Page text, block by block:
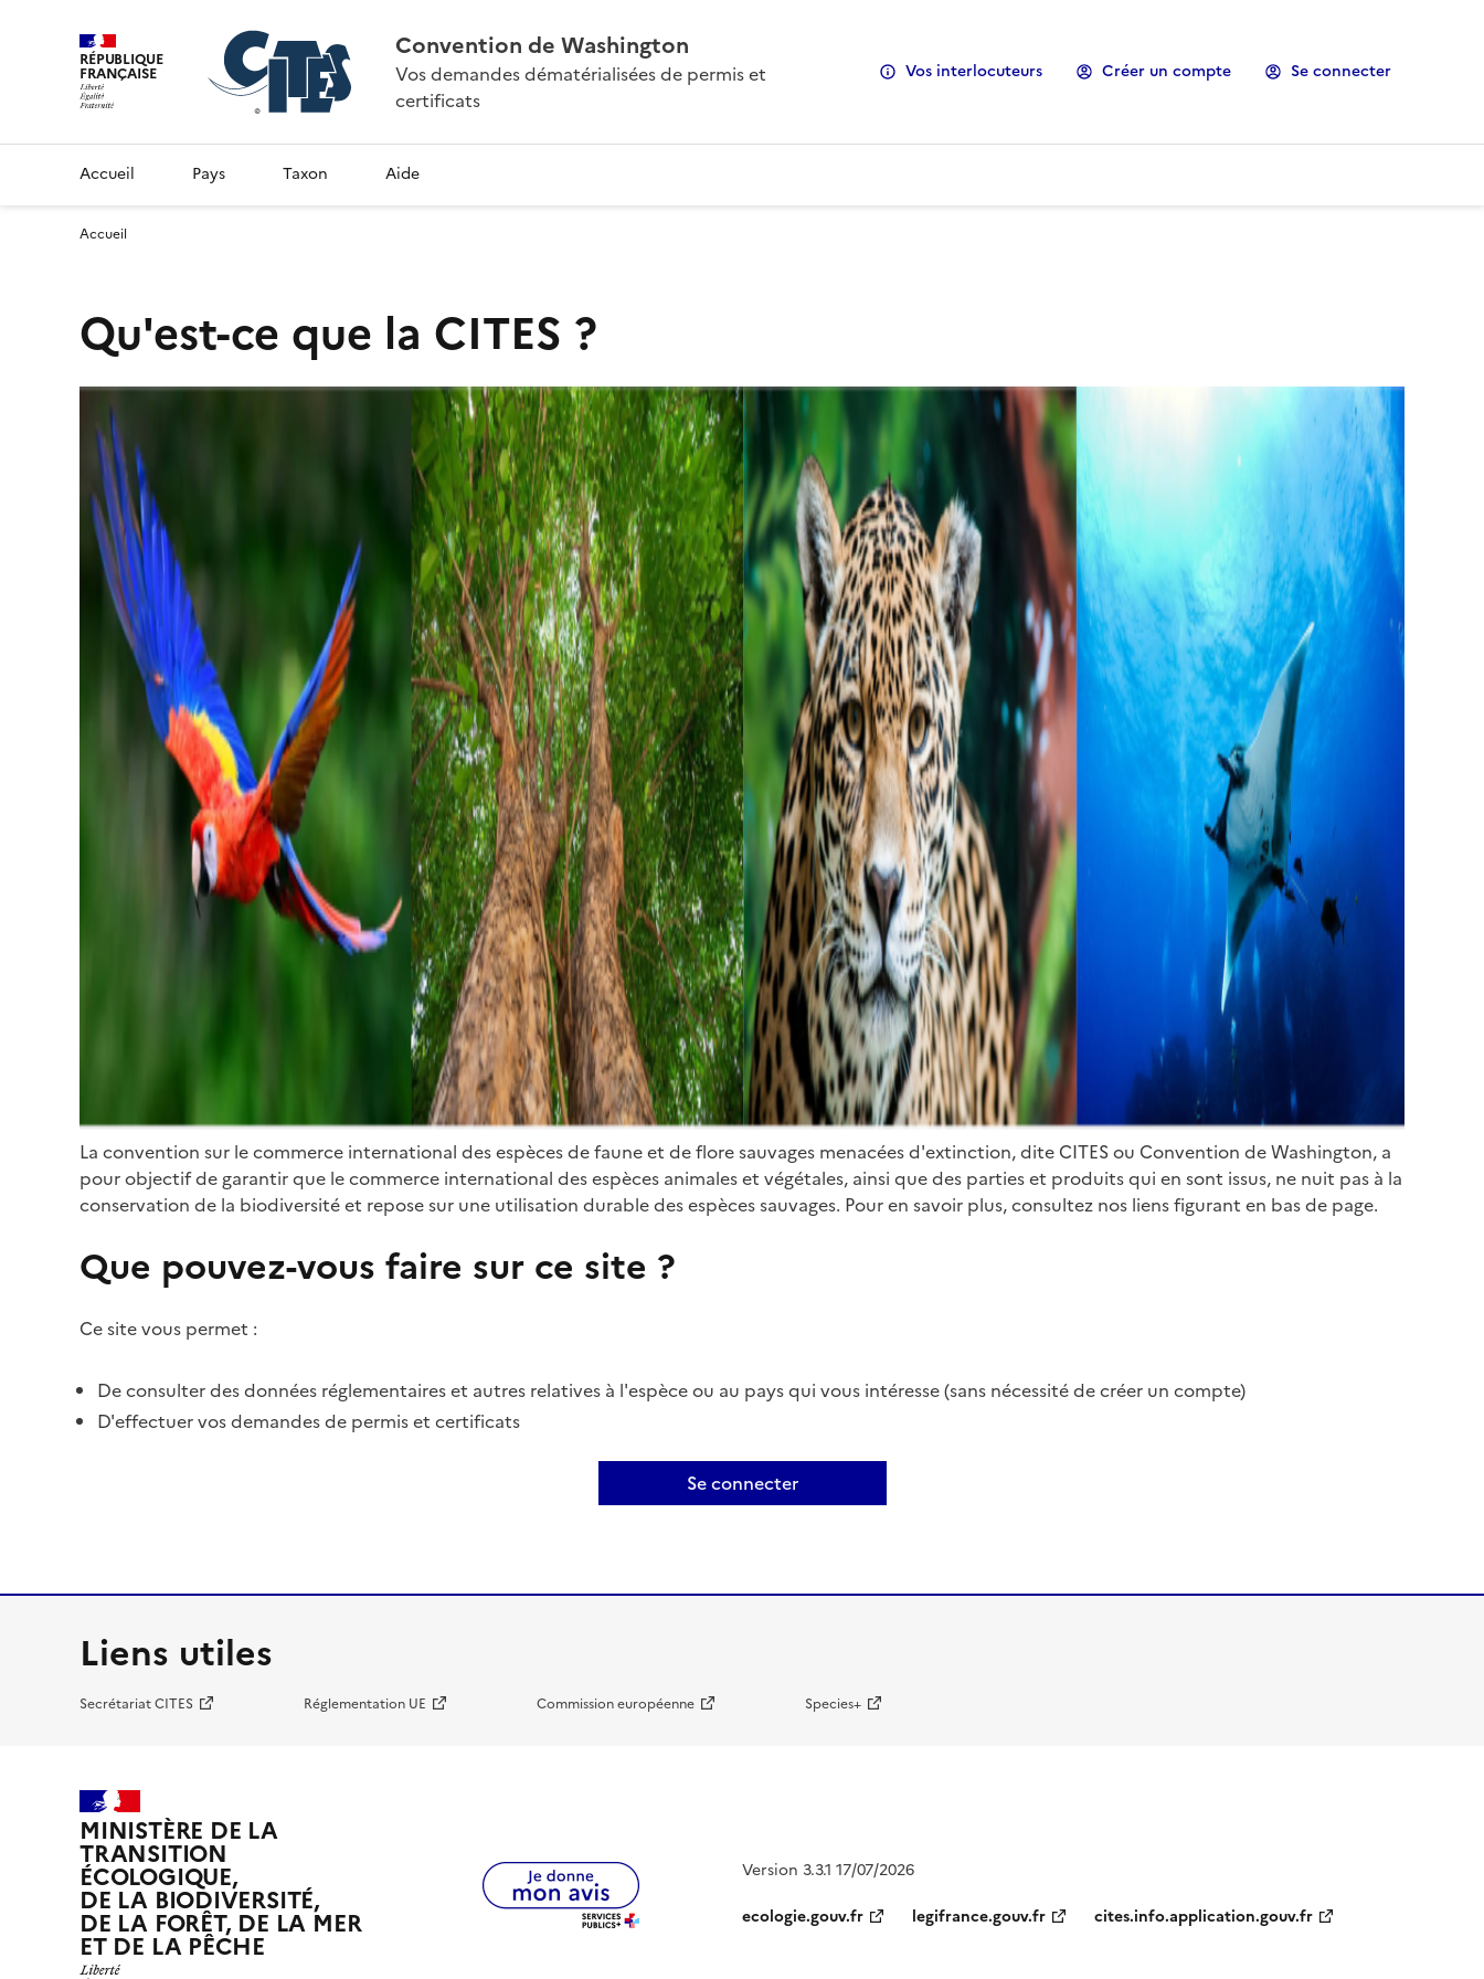
RÉPUBLIQUE
FRANÇAISE
Convention de Washington
Vos demandes dématérialisées de permis et
certificats
Vos interlocuteurs Créer un compte Se connecter
Accueil Pays Taxon Aide
Accueil
Qu'est-ce que la CITES ?
La convention sur le commerce international des espèces de faune et de flore sauvages menacées d'extinction, dite CITES ou Convention de Washington, a
pour objectif de garantir que le commerce international des espèces animales et végétales, ainsi que des parties et produits qui en sont issus, ne nuit pas à la
conservation de la biodiversité et repose sur une utilisation durable des espèces sauvages. Pour en savoir plus, consultez nos liens figurant en bas de page.
Que pouvez-vous faire sur ce site ?
Ce site vous permet :
De consulter des données réglementaires et autres relatives à l'espèce ou au pays qui vous intéresse (sans nécessité de créer un compte)
D'effectuer vos demandes de permis et certificats
Se connecter
Liens utiles
Secrétariat CITES Réglementation UE Commission européenne Species+
MINISTÈRE DE LA
TRANSITION
ÉCOLOGIQUE,
DE LA BIODIVERSITÉ,
DE LA FORÊT, DE LA MER
ET DE LA PÊCHE
Version 3.3.1 17/07/2026
ecologie.gouv.fr
legifrance.gouv.fr cites.info.application.gouv.fr